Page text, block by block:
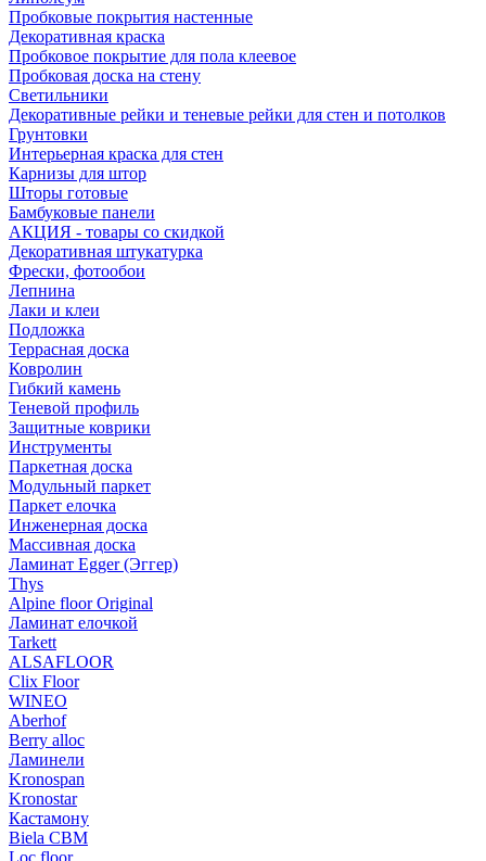
Пробковые покрытия настенные
Декоративная краска
Пробковое покрытие для пола клеевое
Пробковая доска на стену
Светильники
Декоративные рейки и теневые рейки для стен и потолков
Грунтовки
Интерьерная краска для стен
Карнизы для штор
Шторы готовые
Бамбуковые панели
АКЦИЯ - товары со скидкой
Декоративная штукатурка
Фрески, фотообои
Лепнина
Лаки и клеи
Подложка
Террасная доска
Ковролин
Гибкий камень
Теневой профиль
Защитные коврики
Инструменты
Паркетная доска
Модульный паркет
Паркет елочка
Инженерная доска
Массивная доска
Ламинат Egger (Эггер)
Thys
Alpine floor Original
Ламинат елочкой
Tarkett
ALSAFLOOR
Clix Floor
WINEO
Aberhof
Berry alloc
Ламинели
Kronospan
Kronostar
Кастамону
Biela CBM
Loc floor